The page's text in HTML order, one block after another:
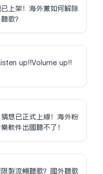
上架！海外黨如何解除
歌？
up!!Volume up!!
想已正式上線！海外粉
軟件出國聽不了！
制流暢聽歌？國外聽歌